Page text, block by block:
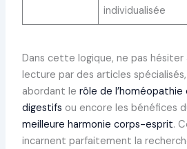
individualisée
Dans cette logique, ne pas
lecture par des articles
abordant le rôle de l’homéopathie
digestifs ou encore les bénéfices
meilleure harmonie corps-esprit.
incarnent parfaitement la